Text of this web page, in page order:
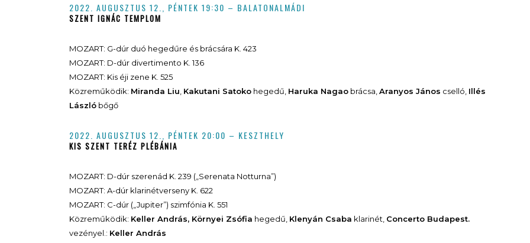
2022. AUGUSZTUS 12., PÉNTEK 19:30 – BALATONALMÁDI
SZENT IGNÁC TEMPLOM
MOZART: G-dúr duó hegedűre és brácsára K. 423
MOZART: D-dúr divertimento K. 136
MOZART: Kis éji zene K. 525
Közreműködik: Miranda Liu Kakutani Satoko hegedű, Haruka Nagao brácsa, Aranyos János cselló, Illés
László bőgő
2022. AUGUSZTUS 12., PÉNTEK 20:00 – KESZTHELY
KIS SZENT TERÉZ PLÉBÁNIA
MOZART: D-dúr szerenád K. 239 („Serenata Notturna”)
MOZART: A-dúr klarinétverseny K. 622
MOZART: C-dúr („Jupiter”) szimfónia K. 551
Közreműködik: Keller András, Környei Zsófia hegedű, Klenyán Csaba klarinét, Concerto Budapest.
vezényel.: Keller András